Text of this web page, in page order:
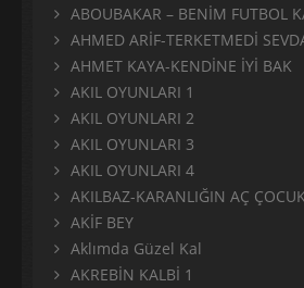
ABOUBAKAR – BENİM FUTBOL
AHMED ARİF-TERKETMEDİ
AHMET KAYA-KENDİNE İYİ BAK
AKIL OYUNLARI 1
AKIL OYUNLARI 2
AKIL OYUNLARI 3
AKIL OYUNLARI 4
AKILBAZ-KARANLIĞIN AÇ
AKİF BEY
Aklımda Güzel Kal
AKREBİN KALBİ 1